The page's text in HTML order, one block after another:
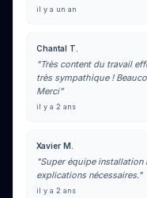
il y a un an
Chantal T.
"Très content du travail
très sympathique !
Merci"
il y a 2 ans
Xavier M.
"Super équipe
explications nécessaires."
il y a 2 ans